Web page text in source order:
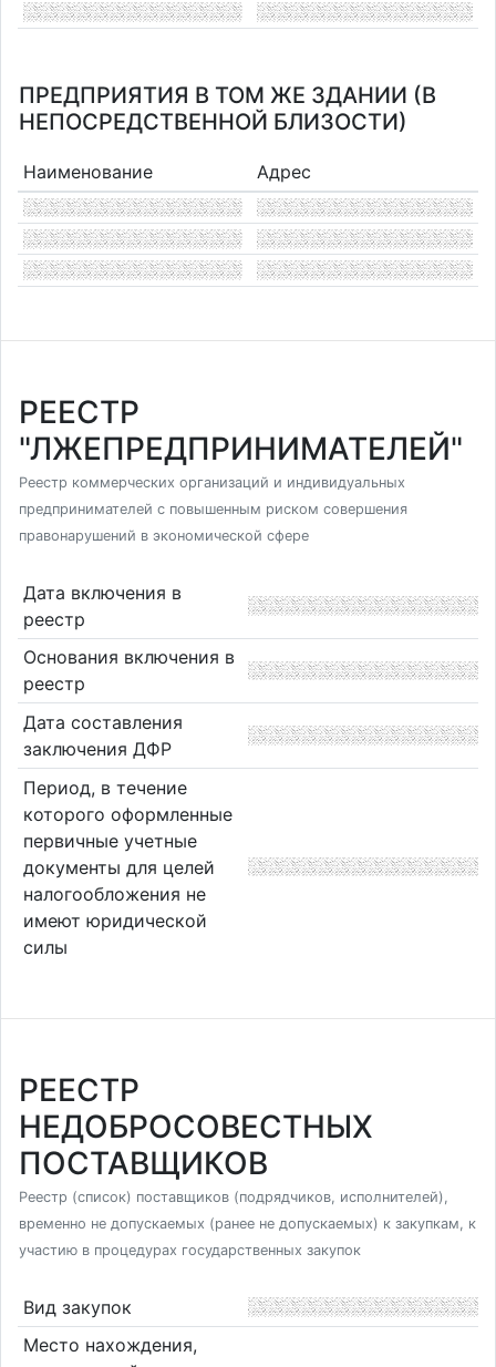
ПРЕДПРИЯТИЯ В ТОМ ЖЕ ЗДАНИИ (В
НЕПОСРЕДСТВЕННОЙ БЛИЗОСТИ)
Наименование Адрес
РЕЕСТР
"ЛЖЕПРЕДПРИНИМАТЕЛЕЙ"
Реестр коммерческих организаций и индивидуальных
предпринимателей с повышенным риском совершения
правонарушений в экономической сфере
Дата включения в
реестр
Основания включения в
реестр
Дата составления
заключения ДФР
Период, в течение
которого оформленные
первичные учетные
документы для целей
налогообложения не
имеют юридической
силы
РЕЕСТР
НЕДОБРОСОВЕСТНЫХ
ПОСТАВЩИКОВ
Реестр (список) поставщиков (подрядчиков, исполнителей),
временно не допускаемых (ранее не допускаемых) к закупкам, к
участию в процедурах государственных закупок
Вид закупок
Место нахождения,